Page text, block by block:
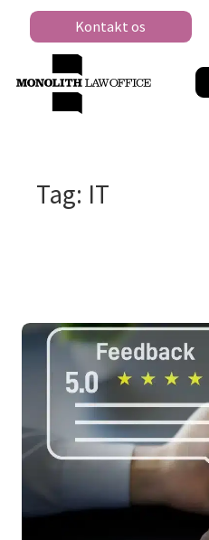
Kontakt os
Tag: IT